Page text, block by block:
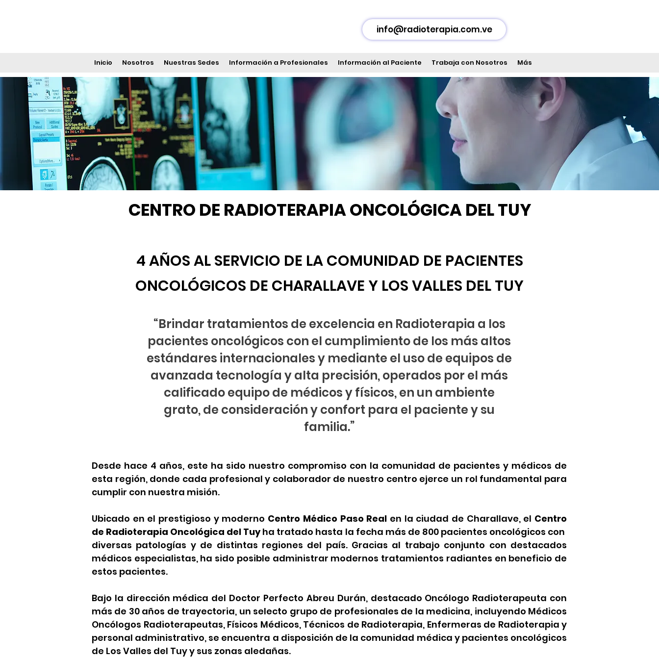
info@radioterapia.com.ve
Inicio Nosotros Nuestras Sedes Información a Profesionales Información al Paciente Trabaja con Nosotros Más
CENTRO DE RADIOTERAPIA ONCOLÓGICA DEL TUY
4AÑOS AL SERVICIO DE LA COMUNIDAD DE PACIENTES
ONCOLÓGICOS DE CHARALLAVE Y LOS VALLES DEL TUY
“Brindar tratamientos de excelencia en Radioterapia a los
pacientes oncológicos con el cumplimiento de los más altos
estándares internacionales y mediante el uso de equipos de
avanzada tecnología y alta precisión, operados por el más
calificado equipo de médicos y físicos, en un ambiente
grato, de consideración y confort para el paciente y su
familia.”
Desde hace 4 años, este ha sido nuestro compromiso con la comunidad de pacientes y médicos de
esta región, donde cada profesional y colaborador de nuestro centro ejerce un rol fundamental para
cumplir con nuestra misión.
Ubicado en el prestigioso y moderno Centro Médico Paso Real en la ciudad de Charallave, el Centro
de Radioterapia Oncológica del Tuyha tratado hasta la fecha más de 800 pacientes oncológicos con
diversas patologías y de distintas regiones del país. Gracias al trabajo conjunto con destacados
médicos especialistas, ha sido posible administrar modernos tratamientos radiantes en beneficio de
estos pacientes.
Bajo la dirección médica del Doctor Perfecto Abreu Durán, destacado Oncólogo Radioterapeuta con
más de 30 años de trayectoria, un selecto grupo de profesionales de la medicina, incluyendo Médicos
Oncólogos Radioterapeutas, Físicos Médicos, Técnicos de Radioterapia, Enfermeras de Radioterapia y
personal administrativo, se encuentra a disposición de la comunidad médica y pacientes oncológicos
de Los Valles del Tuy y sus zonas aledañas.